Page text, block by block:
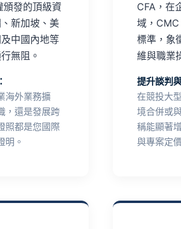
發的頂級資
新加坡、美
中國內地等
無阻。
海外業務擴
，還是發展跨
照都是您國際
明。
CFA，在
域，
標準，象
維與職業
提升談判
在競投大
境合併或
稱能顯著
與專案定